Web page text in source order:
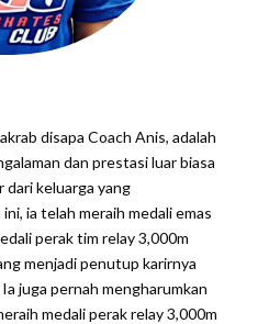
disapa Coach Anis, adalah
dan prestasi luar biasa
dari keluarga yang
ia telah meraih medali emas
perak tim relay 3,000m
menjadi penutup karirnya
juga pernah mengharumkan
medali perak relay 3,000m